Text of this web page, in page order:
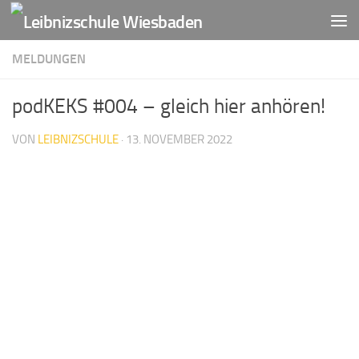
Zum Inhalt springen
MELDUNGEN
podKEKS #004 – gleich hier anhören!
VON LEIBNIZSCHULE · 13. NOVEMBER 2022